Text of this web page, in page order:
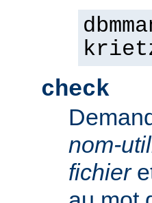
check
nom-
fichier